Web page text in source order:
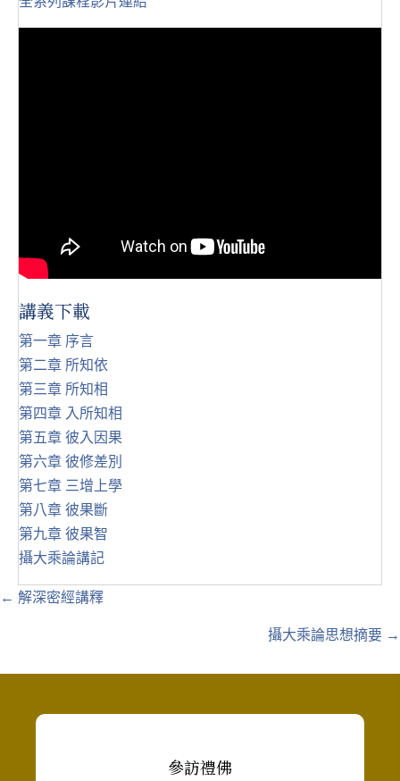
講義下載
第一章 序言
第二章 所知依
第三章 所知相
第四章 入所知相
第五章 彼入因果
第六章 彼修差別
第七章 三增上學
第八章 彼果斷
第九章 彼果智
攝大乘論講記
Posts
← 解深密經講釋
攝大乘論思想摘要 →
參訪禮佛